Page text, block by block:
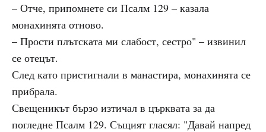
– Отче, припомнете си Псалм 129 – казала
монахинята отново.
– Прости плътската ми слабост, сестро" – извинил
се отецът.
След като пристигнали в манастира, монахинята се
прибрала.
Свещеникът бързо изтичал в църквата за да
погледне Псалм 129. Същият гласял: "Давай напред